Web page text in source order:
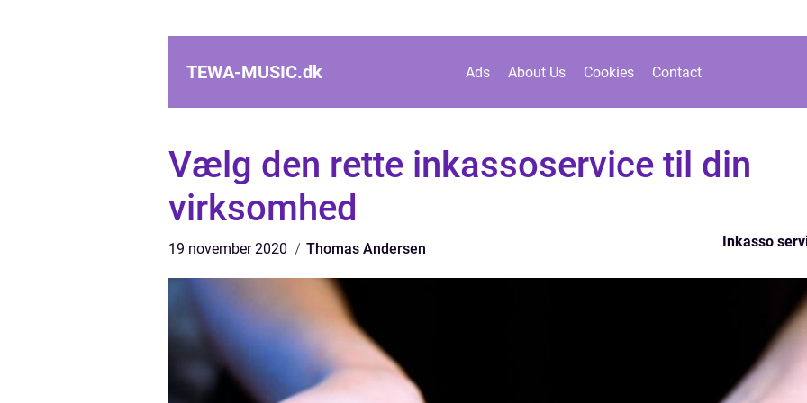
TEWA-MUSIC.dk Ads About Us Cookies Contact
Vælg den rette inkassoservice til din
virksomhed
19 november 2020 Thomas Andersen Inkasso